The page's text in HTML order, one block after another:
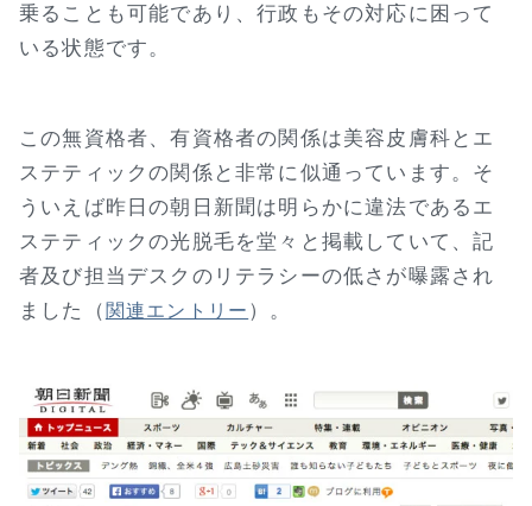
乗ることも可能であり、行政もその対応に困って
いる状態です。
この無資格者、有資格者の関係は美容皮膚科とエ
ステティックの関係と非常に似通っています。そ
ういえば昨日の朝日新聞は明らかに違法であるエ
ステティックの光脱毛を堂々と掲載していて、記
者及び担当デスクのリテラシーの低さが曝露され
ました（関連エントリー ）。